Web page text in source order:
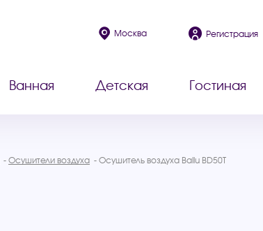
Москва Регистрация
Ванная Детская Гостиная
Осушители воздуха Осушитель воздуха Ballu BD50T